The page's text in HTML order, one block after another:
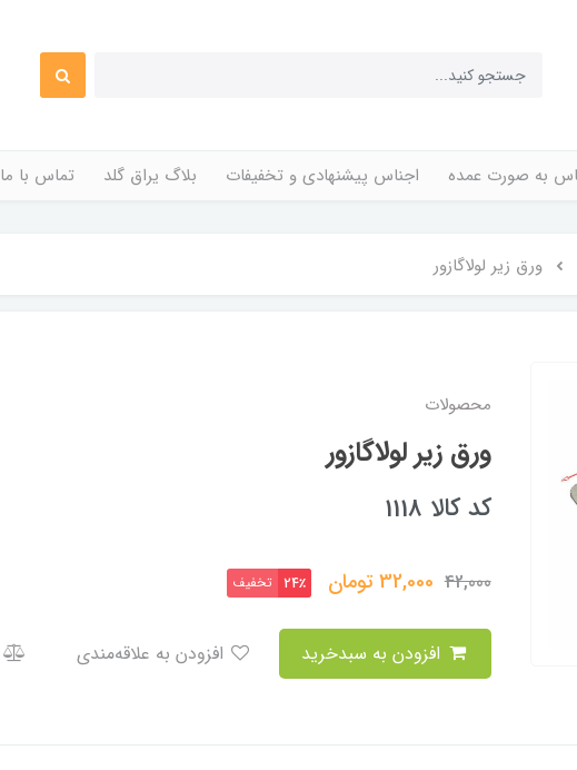
به صورت عمده اجناس پیشنهادی و تخفیفات بلاگ یراق گلد تماس با ما
ورق زیر لولاگازور
محصولات
ورق زیر لولاگازور
کد کالا 1118
42,000
32,000تومان 24٪ تخفیف